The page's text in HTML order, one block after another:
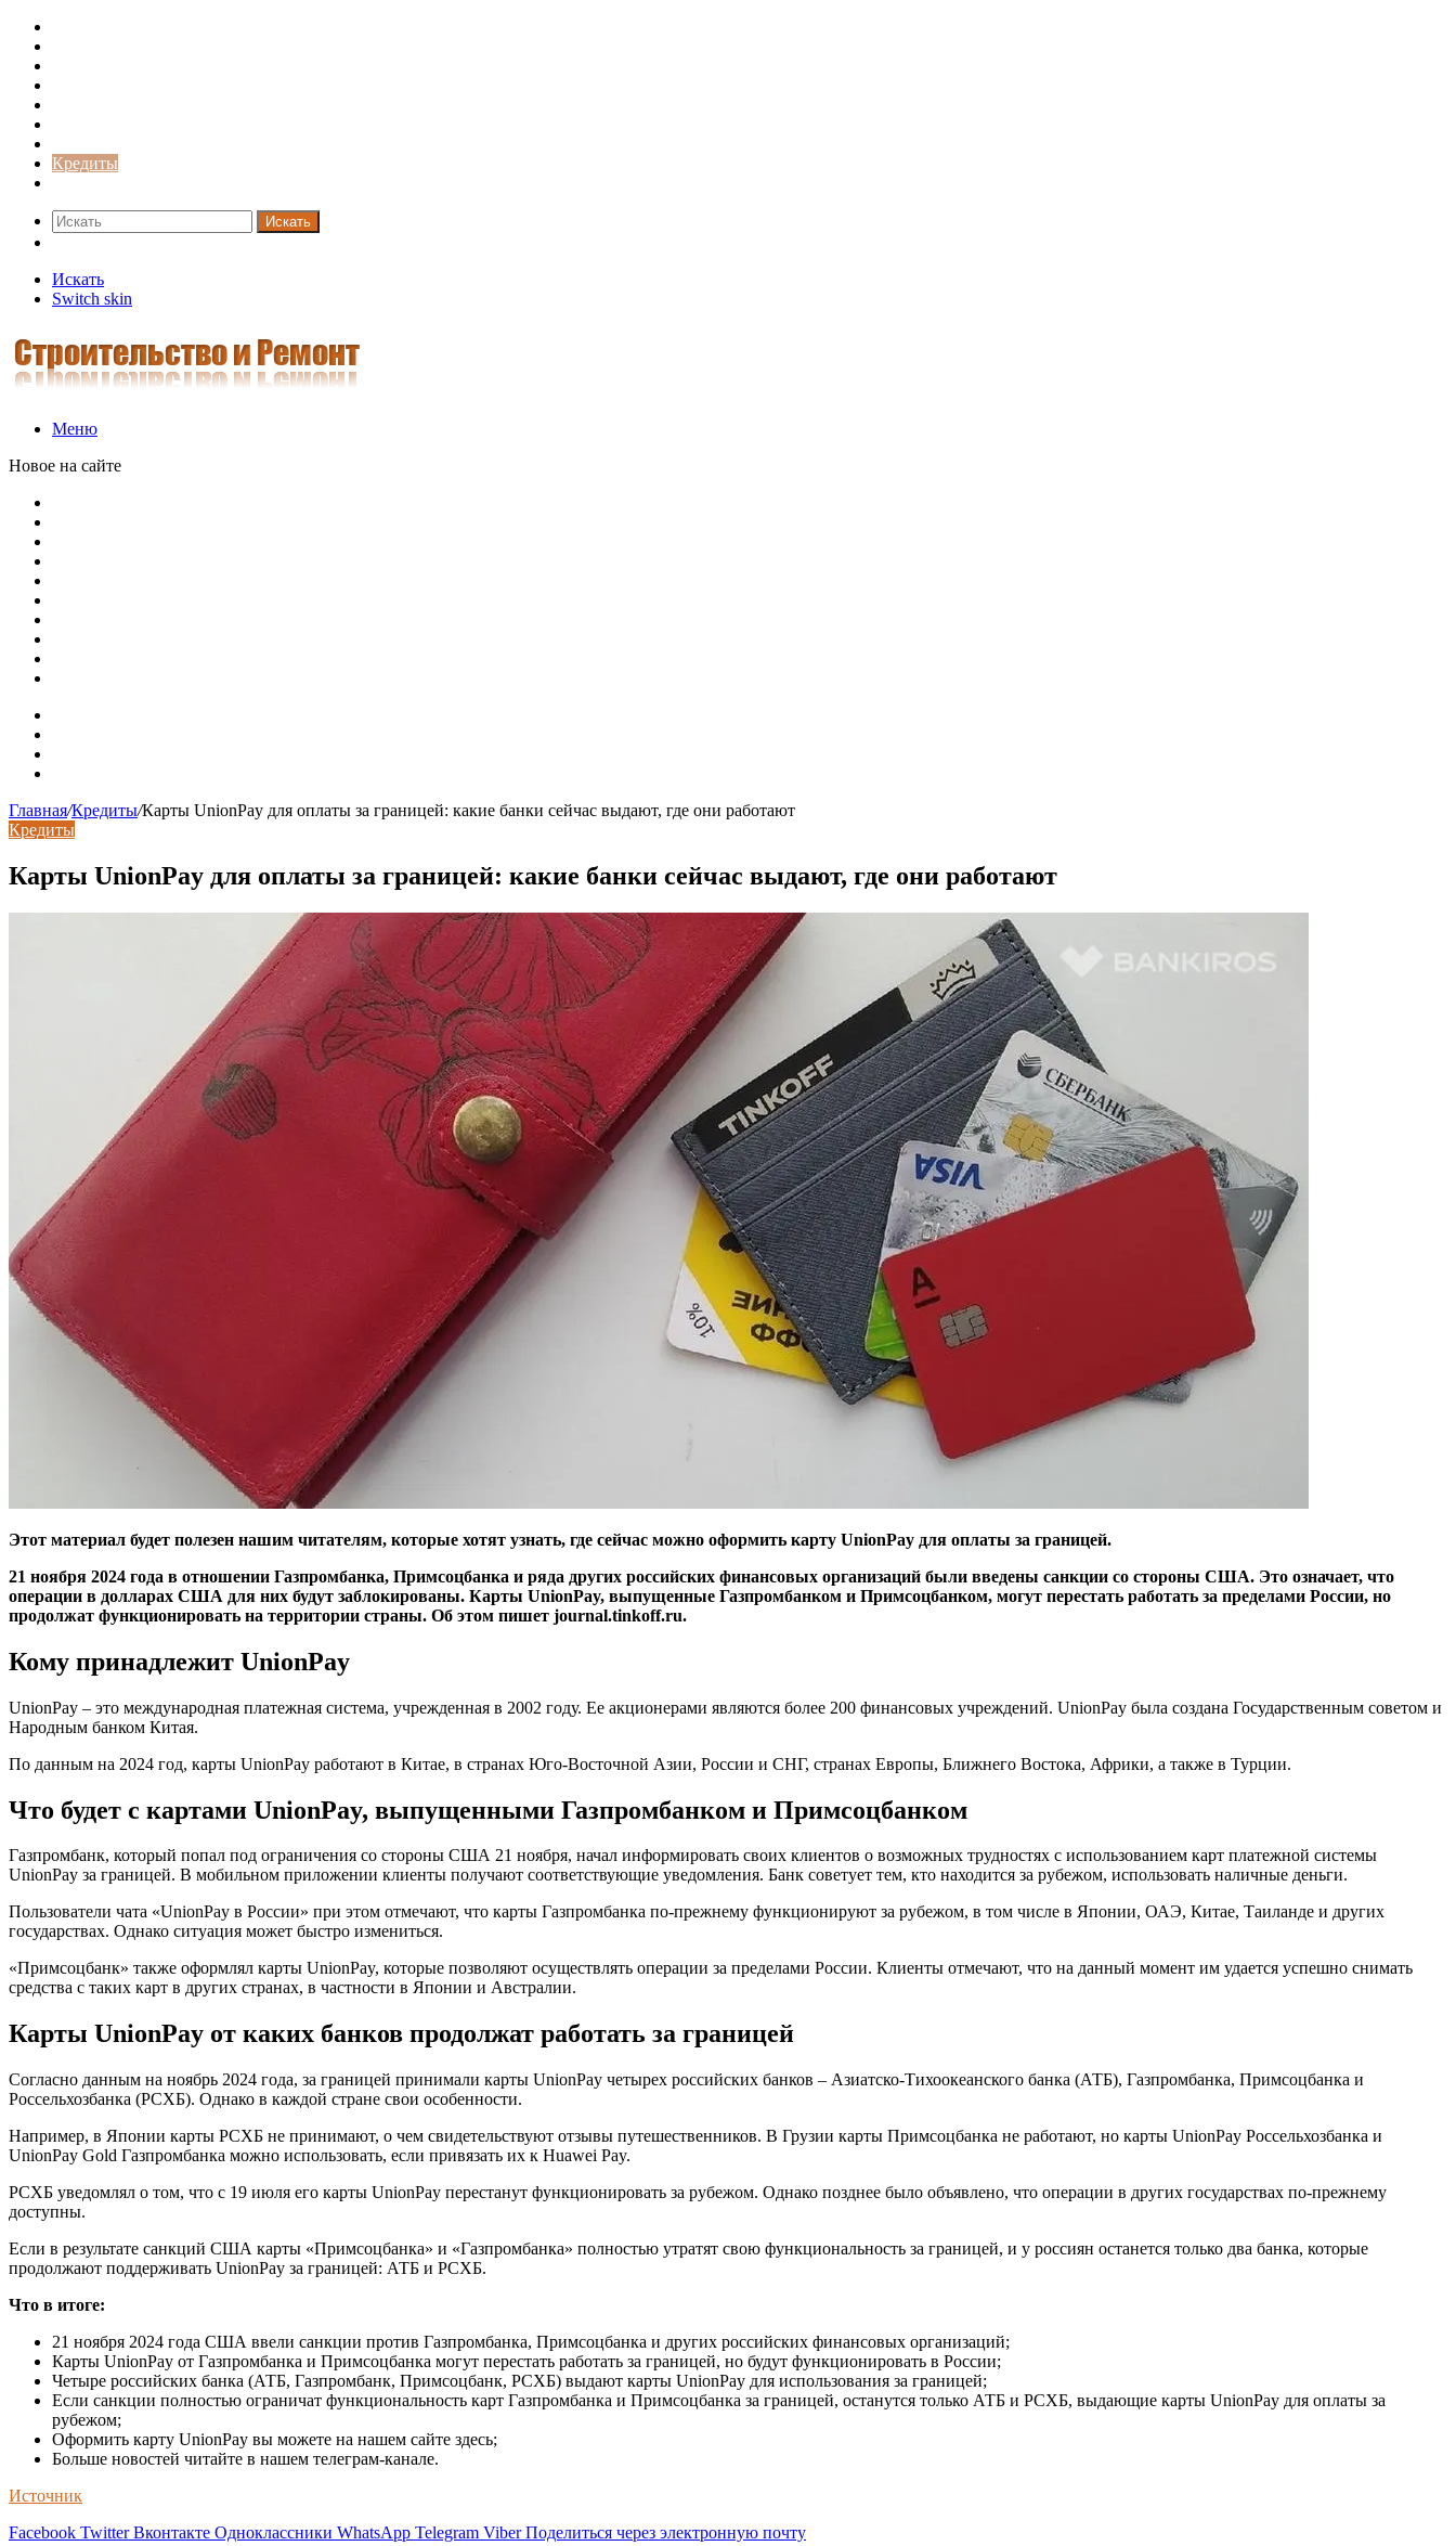
Кредиты
Искать
Искать
Switch skin
Меню
Новое на сайте
Главная/Кредиты/Карты UnionPay для оплаты за границей: какие банки сейчас выдают, где они работают
Кредиты
Карты UnionPay для оплаты за границей: какие банки сейчас выдают, где они работают
Этот материал будет полезен нашим читателям, которые хотят узнать, где сейчас можно оформить карту UnionPay для оплаты за границей.
21 ноября 2024 года в отношении Газпромбанка, Примсоцбанка и ряда других российских финансовых организаций были введены санкции со стороны США. Это означает, что
операции в долларах США для них будут заблокированы. Карты UnionPay, выпущенные Газпромбанком и Примсоцбанком, могут перестать работать за пределами России, но
продолжат функционировать на территории страны. Об этом пишет journal.tinkoff.ru.
Кому принадлежит UnionPay
UnionPay – это международная платежная система, учрежденная в 2002 году. Ее акционерами являются более 200 финансовых учреждений. UnionPay была создана Государственным советом и
Народным банком Китая.
По данным на 2024 год, карты UnionPay работают в Китае, в странах Юго-Восточной Азии, России и СНГ, странах Европы, Ближнего Востока, Африки, а также в Турции.
Что будет с картами UnionPay, выпущенными Газпромбанком и Примсоцбанком
Газпромбанк, который попал под ограничения со стороны США 21 ноября, начал информировать своих клиентов о возможных трудностях с использованием карт платежной системы
UnionPay за границей. В мобильном приложении клиенты получают соответствующие уведомления. Банк советует тем, кто находится за рубежом, использовать наличные деньги.
Пользователи чата «UnionPay в России» при этом отмечают, что карты Газпромбанка по-прежнему функционируют за рубежом, в том числе в Японии, ОАЭ, Китае, Таиланде и других
государствах. Однако ситуация может быстро измениться.
«Примсоцбанк» также оформлял карты UnionPay, которые позволяют осуществлять операции за пределами России. Клиенты отмечают, что на данный момент им удается успешно снимать
средства с таких карт в других странах, в частности в Японии и Австралии.
Карты UnionPay от каких банков продолжат работать за границей
Согласно данным на ноябрь 2024 года, за границей принимали карты UnionPay четырех российских банков – Азиатско-Тихоокеанского банка (АТБ), Газпромбанка, Примсоцбанка и
Россельхозбанка (РСХБ). Однако в каждой стране свои особенности.
Например, в Японии карты РСХБ не принимают, о чем свидетельствуют отзывы путешественников. В Грузии карты Примсоцбанка не работают, но карты UnionPay Россельхозбанка и
UnionPay Gold Газпромбанка можно использовать, если привязать их к Huawei Pay.
РСХБ уведомлял о том, что с 19 июля его карты UnionPay перестанут функционировать за рубежом. Однако позднее было объявлено, что операции в других государствах по-прежнему
доступны.
Если в результате санкций США карты «Примсоцбанка» и «Газпромбанка» полностью утратят свою функциональность за границей, и у россиян останется только два банка, которые
продолжают поддерживать UnionPay за границей: АТБ и РСХБ.
Что в итоге:
21 ноября 2024 года США ввели санкции против Газпромбанка, Примсоцбанка и других российских финансовых организаций;
Карты UnionPay от Газпромбанка и Примсоцбанка могут перестать работать за границей, но будут функционировать в России;
Четыре российских банка (АТБ, Газпромбанк, Примсоцбанк, РСХБ) выдают карты UnionPay для использования за границей;
Если санкции полностью ограничат функциональность карт Газпромбанка и Примсоцбанка за границей, останутся только АТБ и РСХБ, выдающие карты UnionPay для оплаты за
рубежом;
Оформить карту UnionPay вы можете на нашем сайте здесь;
Больше новостей читайте в нашем телеграм-канале.
Источник
Facebook Twitter Вконтакте Одноклассники WhatsApp Telegram Viber Поделиться через электронную почту